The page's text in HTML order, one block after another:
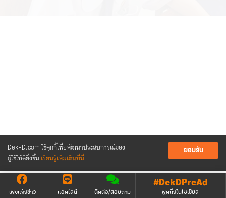
Dek-D.com ใช้คุกกี้เพื่อพัฒนาประสบการณ์ของ
ผู้ใช้ให้ดียิ่งขึ้น เรียนรู้เพิ่มเติมที่นี่
ยอมรับ
เพจแจ้งข่าว แอดไลน์ ติดต่อ/สอบถาม พูดถึงในโซเชียล
#DekDPreAd